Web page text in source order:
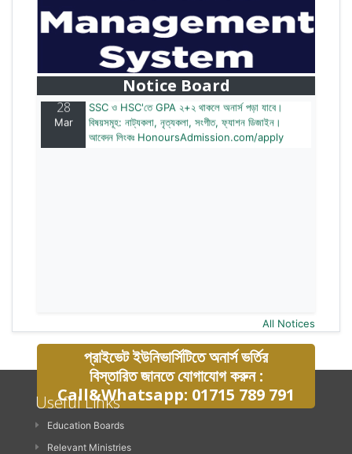
Notice Board
বাজেটের মধ্যে প্রাইভেট ইউনিভার্সিটিতে অনার্স পড়ার সুযোগ।
২০টির অধিক বিষয়, ৪ বছরে মোট খরচ ২ লক্ষ থেকে ৫ লক্ষ টাকা।
আবেদন লিংকঃ HonoursAdmission.com/apply
28
Mar
SSC ও HSC'তে GPA ২+২ থাকলে অনার্স পড়া যাবে।
বিষয়সমূহ: নাট্যকলা, নৃত্যকলা, সংগীত, ফ্যাশন ডিজাইন।
আবেদন লিংকঃ HonoursAdmission.com/apply
All Notices
প্রাইভেট ইউনিভার্সিটিতে অনার্স ভর্তির
বিস্তারিত জানতে যোগাযোগ করুন :
Call&Whatsapp: 01715 789 791
Useful Links
Education Boards
Relevant Ministries